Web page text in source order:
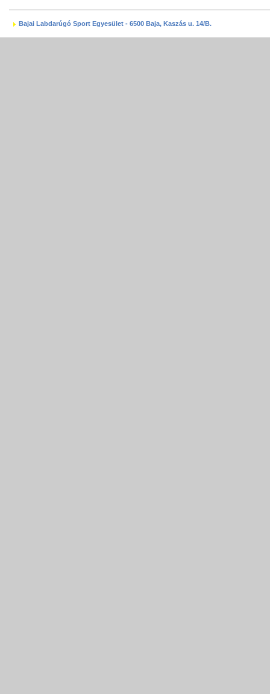
Bajai Labdarúgó Sport Egyesület - 6500 Baja, Kaszás u. 14/B.